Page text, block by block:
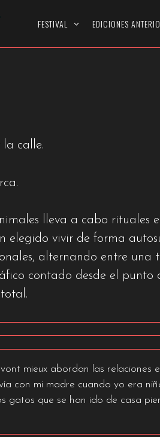
FESTIVAL EDICIONES
la calle.
lleva a cabo rituales
elegido vivir de forma
alternando entre
contado desde el punto
mieux abordan las relaciones
con mi madre cuando yo era
gatos que se han ido de casa